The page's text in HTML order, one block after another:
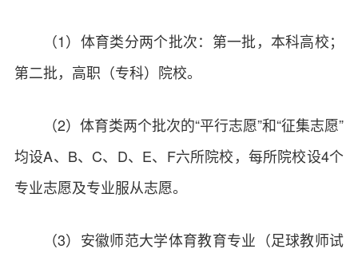
（1）体育类分两个批次：第一批，本科高校；
第二批，高职（专科）院校。
（2）体育类两个批次的“平行志愿”和“征集志愿”
均设A、B、C、D、E、F六所院校，每所院校设4个
专业志愿及专业服从志愿。
（3）安徽师范大学体育教育专业（足球教师试